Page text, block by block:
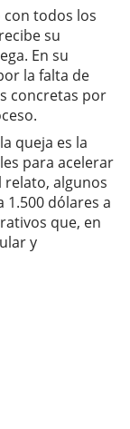
todos los
su
En su
la falta de
concretas por
queja es la
para acelerar
relato, algunos
dólares a
que, en
y